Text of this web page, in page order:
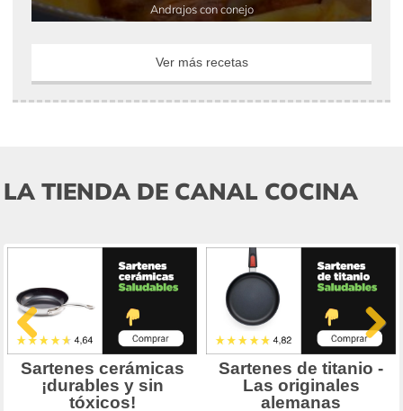
Andrajos con conejo
Ver más recetas
LA TIENDA DE CANAL COCINA